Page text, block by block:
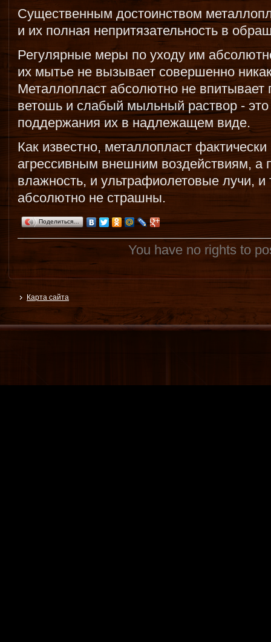
Существенным достоинством
и их полная непритязательность в
Регулярные меры по уходу им
их мытье не вызывает совершенно
Металлопласт абсолютно не впитывает
ветошь и слабый мыльный раствор -
поддержания их в надлежащем виде.
Как известно, металлопласт фактически
агрессивным внешним воздействиям, а
влажность, и ультрафиолетовые лучи,
абсолютно не страшны.
Поделиться…
You have no rights to
Карта сайта